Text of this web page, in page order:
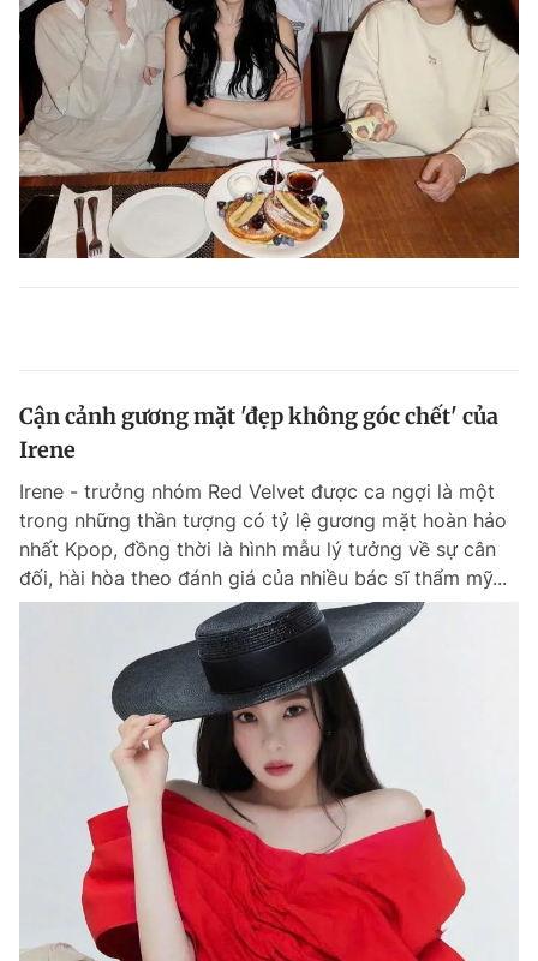
Cận cảnh gương mặt 'đẹp không góc chết' của
Irene
Irene - trưởng nhóm Red Velvet được ca ngợi là một
trong những thần tượng có tỷ lệ gương mặt hoàn hảo
nhất Kpop, đồng thời là hình mẫu lý tưởng về sự cân
đối, hài hòa theo đánh giá của nhiều bác sĩ thẩm mỹ...